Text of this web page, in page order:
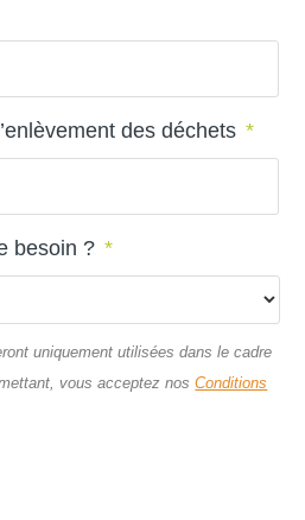
des déchets *
besoin ? *
uniquement utilisées dans le cadre
vous acceptez nosConditions